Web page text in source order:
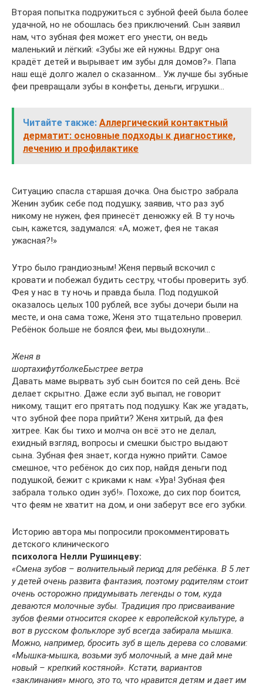
Вторая попытка подружиться с зубной феей была более
удачной, но не обошлась без приключений. Сын заявил
нам, что зубная фея может его унести, он ведь
маленький и лёгкий: «Зубы же ей нужны. Вдруг она
крадёт детей и вырывает им зубы для домов?». Папа
наш ещё долго жалел о сказанном… Уж лучше бы зубные
феи превращали зубы в конфеты, деньги, игрушки…
Читайте также: Аллергический контактный
дерматит: основные подходы к диагностике,
лечению и профилактике
Ситуацию спасла старшая дочка. Она быстро забрала
Женин зубик себе под подушку, заявив, что раз зуб
никому не нужен, фея принесёт денюжку ей. В ту ночь
сын, кажется, задумался: «А, может, фея не такая
ужасная?!»
Утро было грандиозным! Женя первый вскочил с
кровати и побежал будить сестру, чтобы проверить зуб.
Фея у нас в ту ночь и правда была. Под подушкой
оказалось целых 100 рублей, все зубы дочери были на
месте, и она сама тоже, Женя это тщательно проверил.
Ребёнок больше не боялся феи, мы выдохнули…
Женя в
шортахифутболкеБыстрее ветра
Давать маме вырвать зуб сын боится по сей день. Всё
делает скрытно. Даже если зуб выпал, не говорит
никому, тащит его прятать под подушку. Как же угадать,
что зубной фее пора прийти? Женя хитрый, да фея
хитрее. Как бы тихо и молча он всё это не делал,
ехидный взгляд, вопросы и смешки быстро выдают
сына. Зубная фея знает, когда нужно прийти. Самое
смешное, что ребёнок до сих пор, найдя деньги под
подушкой, бежит с криками к нам: «Ура! Зубная фея
забрала только один зуб!». Похоже, до сих пор боится,
что феям не хватит на дом, и они заберут все его зубки.
Историю автора мы попросили прокомментировать
детского клинического
психолога Нелли Рушинцеву:
«Смена зубов – волнительный период для ребёнка. В 5 лет
у детей очень развита фантазия, поэтому родителям стоит
очень осторожно придумывать легенды о том, куда
деваются молочные зубы. Традиция про присваивание
зубов феями относится скорее к европейской культуре, а
вот в русском фольклоре зуб всегда забирала мышка.
Можно, например, бросить зуб в щель дерева со словами:
«Мышка-мышка, возьми зуб молочный, а мне дай мне
новый – крепкий костяной». Кстати, вариантов
«заклинания» много, это то, что нравится детям и дает им